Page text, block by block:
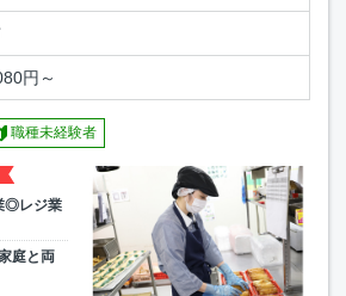
円～
職種未経験者
◎レジ業
庭と両